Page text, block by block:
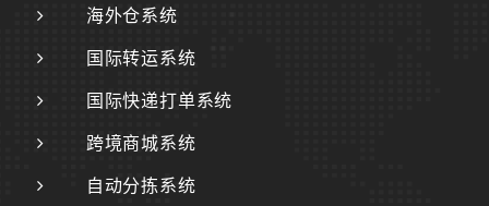
海外仓系统
国际转运系统
国际快递打单系统
跨境商城系统
自动分拣系统